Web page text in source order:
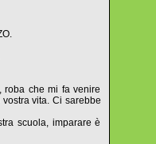
roba che mi fa venire
vita. Ci sarebbe
scuola, imparare è